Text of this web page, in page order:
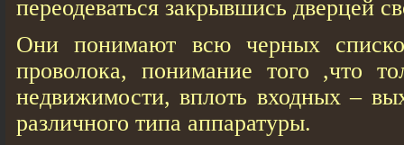
переодеваться закрывшись дверцей
Они понимают всю черных
проволока, понимание того ,что
недвижимости, вплоть входных –
различного типа аппаратуры.